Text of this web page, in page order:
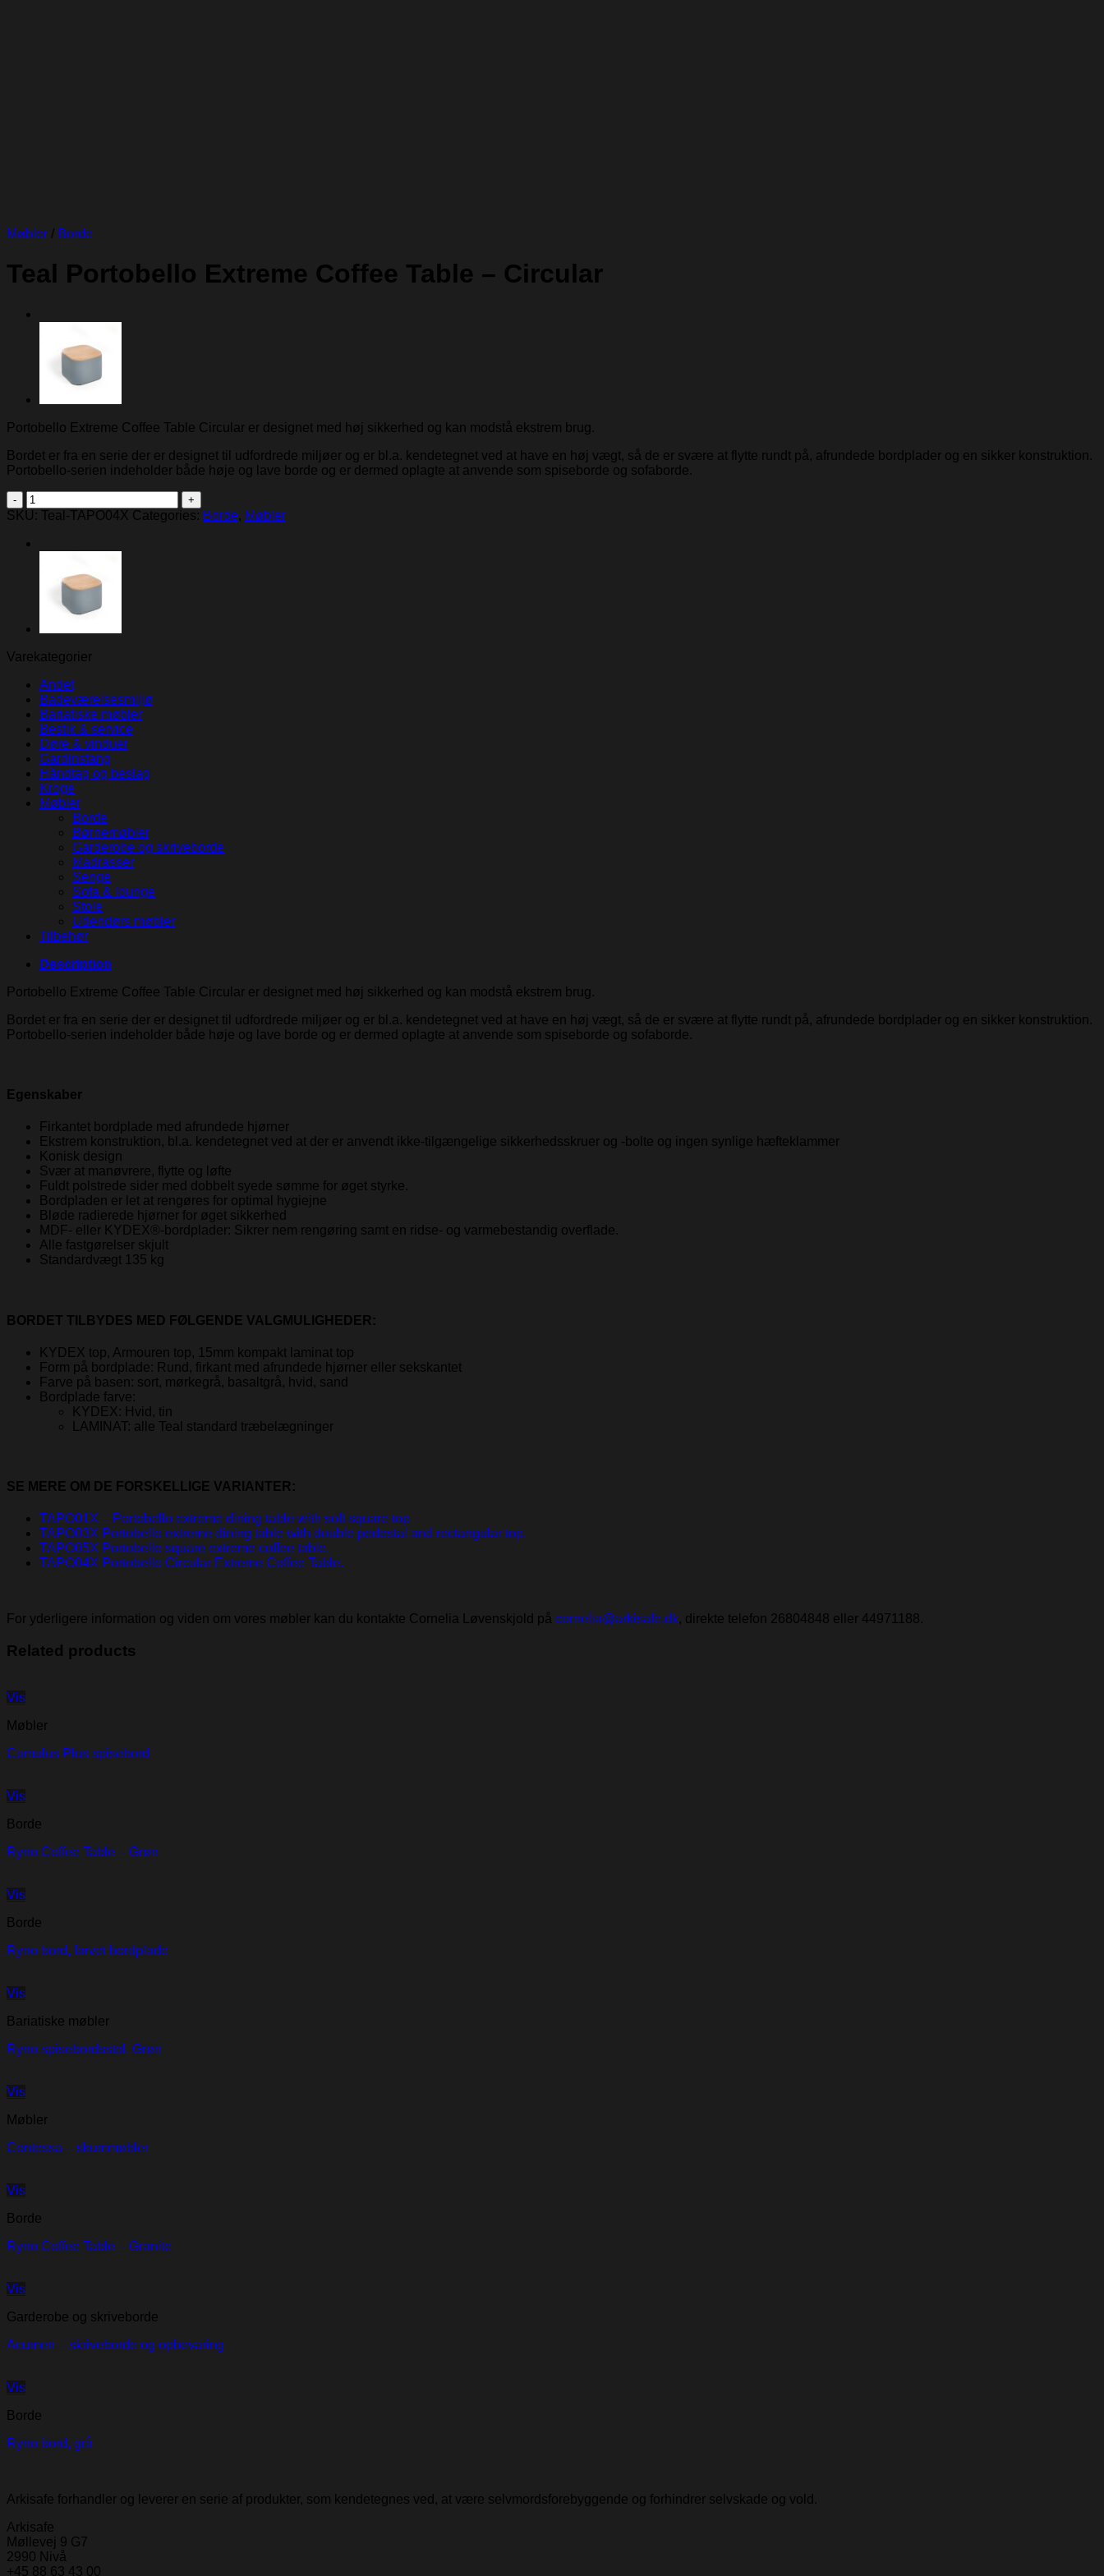
Møbler / Borde
Teal Portobello Extreme Coffee Table – Circular
Portobello Extreme Coffee Table Circular er designet med høj sikkerhed og kan modstå ekstrem brug.
Bordet er fra en serie der er designet til udfordrede miljøer og er bl.a. kendetegnet ved at have en høj vægt, så de er svære at flytte rundt på, afrundede bordplader og en sikker konstruktion.
Portobello-serien indeholder både høje og lave borde og er dermed oplagte at anvende som spiseborde og sofaborde.
Teal
Portobello
Coffee
Circular
quantity
SKU: Teal-TAPO04X Categories: Borde, Møbler
Varekategorier
Andet
Badeværelsesmiljø
Bariatiske møbler
Bestik & service
Døre & vinduer
Gardinstang
Håndtag og beslag
Kroge
Møbler
Borde
Børnemøbler
Garderobe og skriveborde
Madrasser
Senge
Sofa & lounge
Stole
Udendørs møbler
Tilbehør
Description
Portobello Extreme Coffee Table Circular er designet med høj sikkerhed og kan modstå ekstrem brug.
Bordet er fra en serie der er designet til udfordrede miljøer og er bl.a. kendetegnet ved at have en høj vægt, så de er svære at flytte rundt på, afrundede bordplader og en sikker konstruktion.
Portobello-serien indeholder både høje og lave borde og er dermed oplagte at anvende som spiseborde og sofaborde.
Egenskaber
Firkantet bordplade med afrundede hjørner
Ekstrem konstruktion, bl.a. kendetegnet ved at der er anvendt ikke-tilgængelige sikkerhedsskruer og -bolte og ingen synlige hæfteklammer
Konisk design
Svær at manøvrere, flytte og løfte
Fuldt polstrede sider med dobbelt syede sømme for øget styrke.
Bordpladen er let at rengøres for optimal hygiejne
Bløde radierede hjørner for øget sikkerhed
MDF- eller KYDEX®-bordplader: Sikrer nem rengøring samt en ridse- og varmebestandig overflade.
Alle fastgørelser skjult
Standardvægt 135 kg
BORDET TILBYDES MED FØLGENDE VALGMULIGHEDER:
KYDEX top, Armouren top, 15mm kompakt laminat top
Form på bordplade: Rund, firkant med afrundede hjørner eller sekskantet
Farve på basen: sort, mørkegrå, basaltgrå, hvid, sand
Bordplade farve:
KYDEX: Hvid, tin
LAMINAT: alle Teal standard træbelægninger
SE MERE OM DE FORSKELLIGE VARIANTER:
TAPO01X – Portobello extreme dining table with soft square top
TAPO03X Portobello extreme dining table with double pedestal and rectangular top.
TAPO05X Portobello square extreme coffee table.
TAPO04X Portobello Circular Extreme Coffee Table.
For yderligere information og viden om vores møbler kan du kontakte Cornelia Løvenskjold på cornelia@arkisafe.dk, direkte telefon 26804848 eller 44971188.
Related products
Vis
Møbler
Cumulus Plus spisebord
Vis
Borde
Ryno Coffee Table – Grøn
Vis
Borde
Ryno bord, farvet bordplade
Vis
Bariatiske møbler
Ryno spisebordsstol, Grøn
Vis
Møbler
Contessa – skummøbler
Vis
Borde
Ryno Coffee Table – Granite
Vis
Garderobe og skriveborde
Acumen – skriveborde og opbevaring
Vis
Borde
Ryno bord, grå
Arkisafe forhandler og leverer en serie af produkter, som kendetegnes ved, at være selvmordsforebyggende og forhindrer selvskade og vold.
Arkisafe
Møllevej 9 G7
2990 Nivå
+45 88 63 43 00